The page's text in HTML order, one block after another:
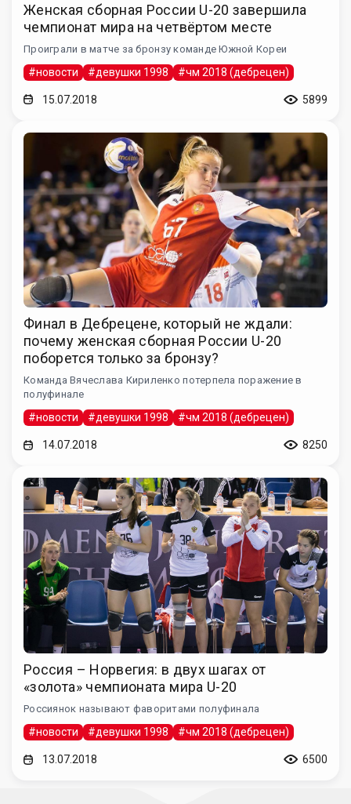
Женская сборная России U-20 завершила
чемпионат мира на четвёртом месте
Проиграли в матче за бронзу команде Южной Кореи
#новости #девушки 1998 #чм 2018 (дебрецен)
15.07.2018 5899
Финал в Дебрецене, который не ждали:
почему женская сборная России U-20
поборется только за бронзу?
Команда Вячеслава Кириленко потерпела поражение в
полуфинале
#новости #девушки 1998 #чм 2018 (дебрецен)
14.07.2018 8250
Россия – Норвегия: в двух шагах от
«золота» чемпионата мира U-20
Россиянок называют фаворитами полуфинала
#новости #девушки 1998 #чм 2018 (дебрецен)
13.07.2018 6500